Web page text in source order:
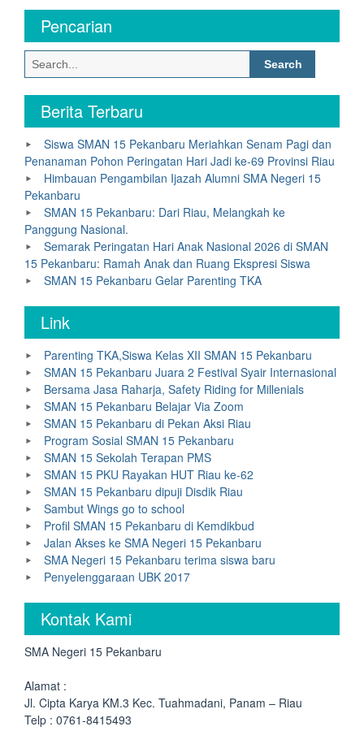
Pencarian
Search
for:
Berita Terbaru
Siswa SMAN 15 Pekanbaru Meriahkan Senam Pagi dan
Penanaman Pohon Peringatan Hari Jadi ke-69 Provinsi Riau
Himbauan Pengambilan Ijazah Alumni SMA Negeri 15
Pekanbaru
SMAN 15 Pekanbaru: Dari Riau, Melangkah ke
Panggung Nasional.
Semarak Peringatan Hari Anak Nasional 2026 di SMAN
15 Pekanbaru: Ramah Anak dan Ruang Ekspresi Siswa
SMAN 15 Pekanbaru Gelar Parenting TKA
Link
Parenting TKA,Siswa Kelas XII SMAN 15 Pekanbaru
SMAN 15 Pekanbaru Juara 2 Festival Syair Internasional
Bersama Jasa Raharja, Safety Riding for Millenials
SMAN 15 Pekanbaru Belajar Via Zoom
SMAN 15 Pekanbaru di Pekan Aksi Riau
Program Sosial SMAN 15 Pekanbaru
SMAN 15 Sekolah Terapan PMS
SMAN 15 PKU Rayakan HUT Riau ke-62
SMAN 15 Pekanbaru dipuji Disdik Riau
Sambut Wings go to school
Profil SMAN 15 Pekanbaru di Kemdikbud
Jalan Akses ke SMA Negeri 15 Pekanbaru
SMA Negeri 15 Pekanbaru terima siswa baru
Penyelenggaraan UBK 2017
Kontak Kami
SMA Negeri 15 Pekanbaru
Alamat :
Jl. Cipta Karya KM.3 Kec. Tuahmadani, Panam – Riau
Telp : 0761-8415493